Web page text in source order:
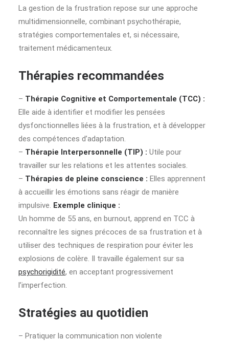
La gestion de la frustration repose sur une approche
multidimensionnelle, combinant psychothérapie,
stratégies comportementales et, si nécessaire,
traitement médicamenteux.
Thérapies recommandées
– Thérapie Cognitive et Comportementale (TCC) :
Elle aide à identifier et modifier les pensées
dysfonctionnelles liées à la frustration, et à développer
des compétences d’adaptation.
– Thérapie Interpersonnelle (TIP) : Utile pour
travailler sur les relations et les attentes sociales.
– Thérapies de pleine conscience : Elles apprennent
à accueillir les émotions sans réagir de manière
impulsive. Exemple clinique :
Un homme de 55 ans, en burnout, apprend en TCC à
reconnaître les signes précoces de sa frustration et à
utiliser des techniques de respiration pour éviter les
explosions de colère. Il travaille également sur sa
psychorigidité, en acceptant progressivement
l’imperfection.
Stratégies au quotidien
– Pratiquer la communication non violente